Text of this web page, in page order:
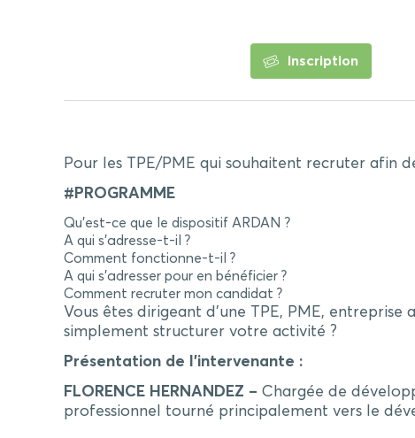
Inscription
Pour les TPE/PME qui souhaitent recruter afin
#PROGRAMME
Qu’est-ce que le dispositif ARDAN ?
A qui s’adresse-t-il ?
Comment fonctionne-t-il ?
A qui s’adresser pour en bénéficier ?
Comment recruter mon candidat ?
Vous êtes dirigeant d’une TPE, PME,
simplement structurer votre activité ?
Présentation de l’intervenante :
FLORENCE HERNANDEZ – Chargée de
professionnel tourné principalement vers le